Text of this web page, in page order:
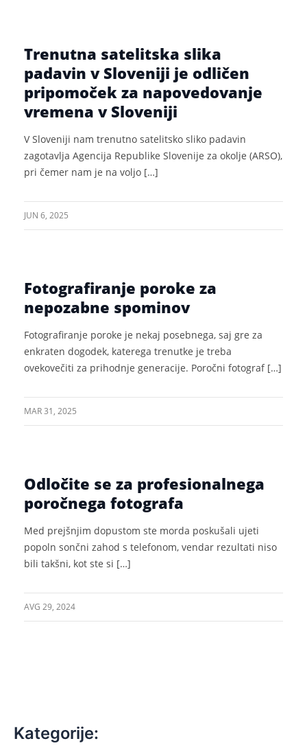
Trenutna satelitska slika
padavin v Sloveniji je odličen
pripomoček za napovedovanje
vremena v Sloveniji
V Sloveniji nam trenutno satelitsko sliko padavin
zagotavlja Agencija Republike Slovenije za okolje (ARSO),
pri čemer nam je na voljo […]
JUN 6, 2025
Fotografiranje poroke za
nepozabne spominov
Fotografiranje poroke je nekaj posebnega, saj gre za
enkraten dogodek, katerega trenutke je treba
ovekovečiti za prihodnje generacije. Poročni fotograf […]
MAR 31, 2025
Odločite se za profesionalnega
poročnega fotografa
Med prejšnjim dopustom ste morda poskušali ujeti
popoln sončni zahod s telefonom, vendar rezultati niso
bili takšni, kot ste si […]
AVG 29, 2024
Kategorije: